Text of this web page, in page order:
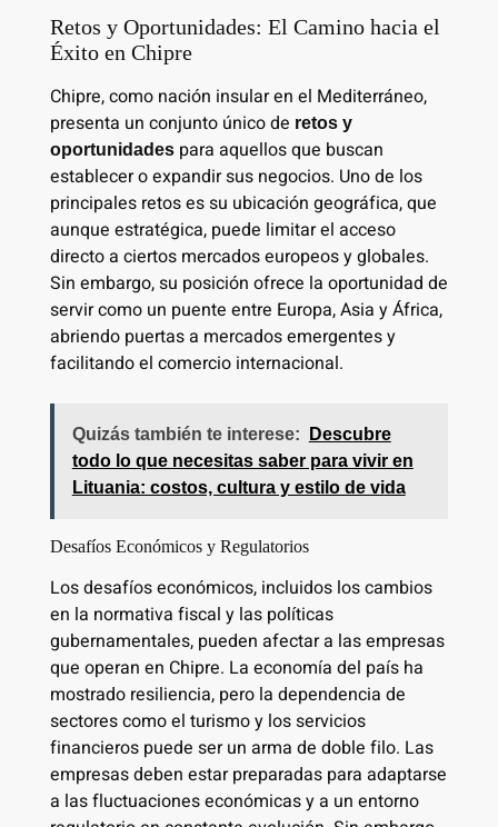
Retos y Oportunidades: El Camino hacia el
Éxito en Chipre
Chipre, como nación insular en el Mediterráneo,
presenta un conjunto único de retos y
oportunidadespara aquellos que buscan
establecer o expandir sus negocios. Uno de los
principales retos es su ubicación geográfica, que
aunque estratégica, puede limitar el acceso
directo a ciertos mercados europeos y globales.
Sin embargo, su posición ofrece la oportunidad de
servir como un puente entre Europa, Asia y África,
abriendo puertas a mercados emergentes y
facilitando el comercio internacional.
Quizás también te interese:
Descubre
todo lo que necesitas saber para vivir en
Lituania: costos, cultura y estilo de vida
Desafíos Económicos y Regulatorios
Los desafíos económicos, incluidos los cambios
en la normativa fiscal y las políticas
gubernamentales, pueden afectar a las empresas
que operan en Chipre. La economía del país ha
mostrado resiliencia, pero la dependencia de
sectores como el turismo y los servicios
financieros puede ser un arma de doble filo. Las
empresas deben estar preparadas para adaptarse
a las fluctuaciones económicas y a un entorno